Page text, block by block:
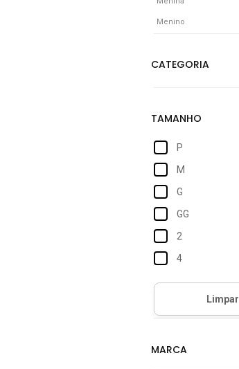
Menino
P
M
G
GG
2
4
6
12